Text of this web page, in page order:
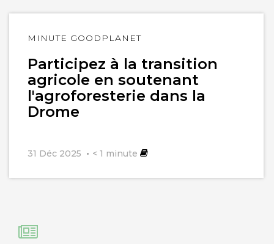
MINUTE GOODPLANET
Participez à la transition
agricole en soutenant
l'agroforesterie dans la
Drome
31 Déc 2025 < 1 minute
Lire